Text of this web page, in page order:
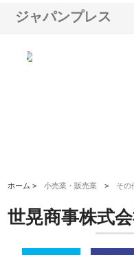
ジャパンプレス
ホーム >小売業・販売業 > その
世晃商事株式